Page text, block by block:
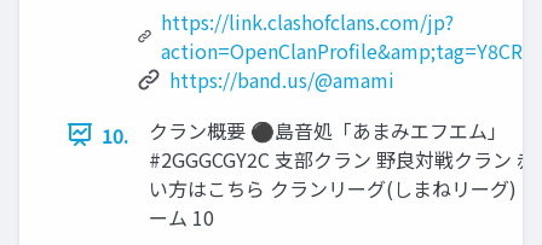
https://link.clashofclans.com/jp?
https://band.us/@amami
10.
クラン概要 ⚫島音処「あまみエフエム」
#2GGGCGY2C 支部クラン 野良対戦クラン
い方はこちら クランリーグ(しまねリーグ)
ーム 10